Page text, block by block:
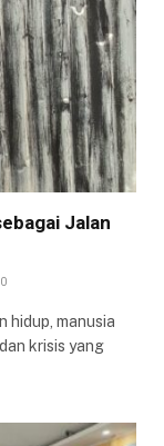
Jalan
hidup, manusia
krisis yang